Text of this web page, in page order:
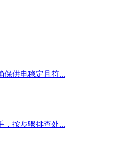
保供电稳定且符...
，按步骤排查处...